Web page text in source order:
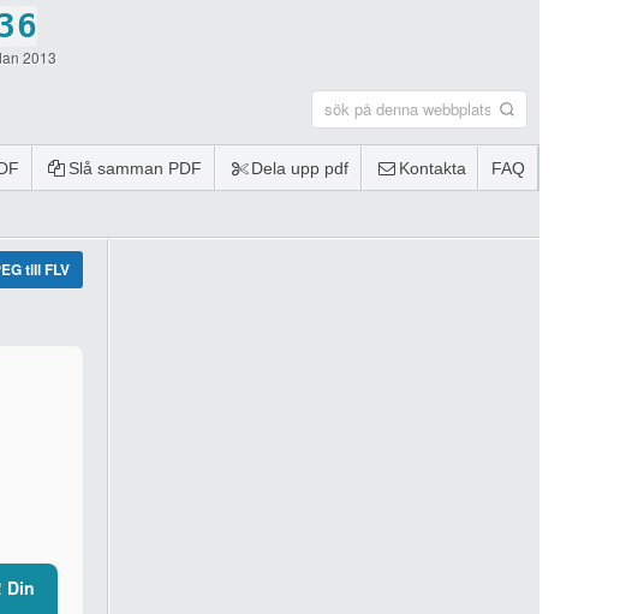
6
7
9
0
2013
Slå samman PDF Dela upp pdf Kontakta FAQ
till FLV
Din